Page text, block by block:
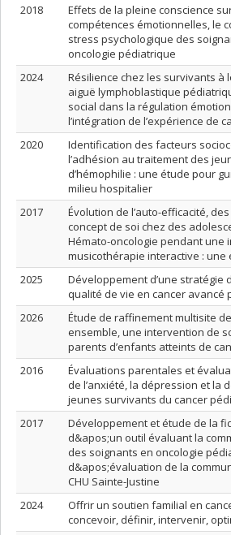
2018
Effets de la pleine conscience
compétences émotionnelles, le
stress psychologique des
oncologie pédiatrique
2024
Résilience chez les survivants à
aiguë lymphoblastique
social dans la régulation
l’intégration de l’expérience de
2020
Identification des facteurs
l’adhésion au traitement des
d’hémophilie : une étude pour
milieu hospitalier
2017
Évolution de l’auto-efficacité,
concept de soi chez des
Hémato-oncologie pendant une
musicothérapie interactive : une
2025
Développement d’une stratégie
qualité de vie en cancer avancé
2026
Étude de raffinement multisite
ensemble, une intervention de
parents d’enfants atteints de
2016
Évaluations parentales et
de l’anxiété, la dépression et la
jeunes survivants du cancer
2017
Développement et étude de la
d&apos;un outil évaluant la
des soignants en oncologie
d&apos;évaluation de la
CHU Sainte-Justine
2024
Offrir un soutien familial en
concevoir, définir, intervenir,